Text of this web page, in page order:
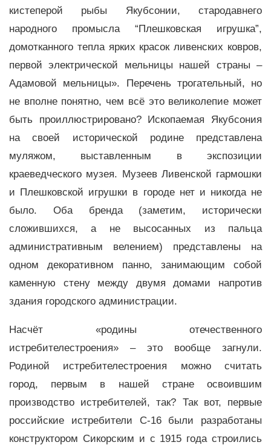
кистеперой рыбы Якубсонии, стародавнего
народного промысла “Плешковская игрушка”,
домотканного тепла ярких красок ливенских ковров,
первой электрической мельницы нашей страны –
Адамовой мельницы». Перечень трогательный, но
не вполне понятно, чем всё это великолепие может
быть проиллюстрировано? Ископаемая Якубсония
на своей исторической родине представлена
муляжом, выставленным в экспозиции
краеведческого музея. Музеев Ливенской гармошки
и Плешковской игрушки в городе нет и никогда не
было. Оба бренда (заметим, исторически
сложившихся, а не высосанных из пальца
административным велением) представлены на
одном декоративном панно, занимающим собой
каменную стену между двумя домами напротив
здания городского администрации.
Насчёт «родины отечественного
истребителестроения» – это вообще загнули.
Родиной истребителестроения можно считать
город, первым в нашей стране освоившим
производство истребителей, так? Так вот, первые
российские истребители С-16 были разработаны
конструктором Сикорским и с 1915 года строились